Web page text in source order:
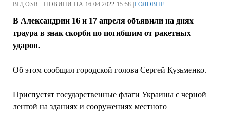
ВІД OSR - НОВИНИ НА 16.04.2022 15:58 | ГОЛОВНЕ
В Александрии 16 и 17 апреля объявили на днях
траура в знак скорби по погибшим от ракетных
ударов.
Об этом сообщил городской голова Сергей Кузьменко.
Приспустят государственные флаги Украины с черной
лентой на зданиях и сооружениях местного